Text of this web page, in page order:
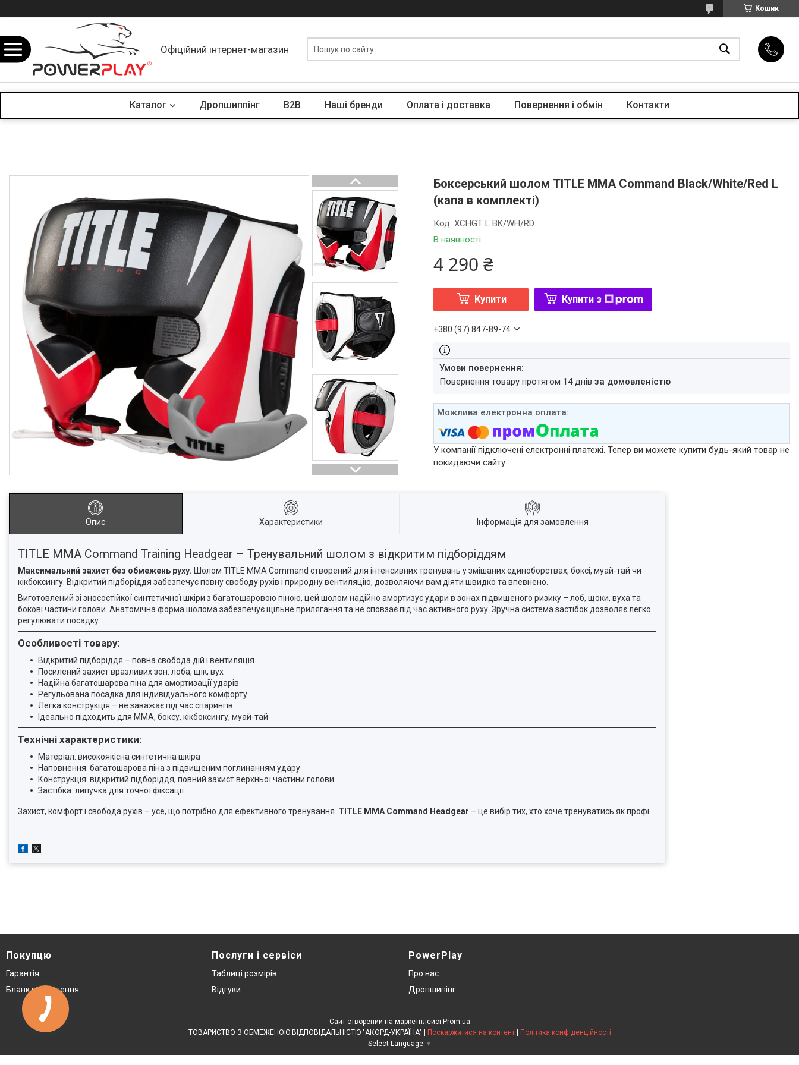
Кошик
Офіційний інтернет-магазин
Каталог Дропшиппінг B2B Наші бренди Оплата і доставка Повернення і обмін Контакти
Боксерський шолом TITLE MMA Command Black/White/Red L
(капа в комплекті)
В наявності
Код:XCHGT L BK/WH/RD
4 290 ₴
Купити Купити з
+380 (97) 847-89-74
повернення товару протягом 14 днівза домовленістю
У компанії підключені електронні платежі. Тепер ви можете купити будь-який товар не
покидаючи сайту.
Опис Характеристики Інформація для замовлення
TITLE MMA Command Training Headgear – Тренувальний шолом з відкритим підборіддям
Максимальний захист без обмежень руху. Шолом TITLE MMA Command створений для інтенсивних тренувань у змішаних єдиноборствах, боксі, муай-тай чи
кікбоксингу. Відкритий підборіддя забезпечує повну свободу рухів і природну вентиляцію, дозволяючи вам діяти швидко та впевнено.
Виготовлений зі зносостійкої синтетичної шкіри з багатошаровою піною, цей шолом надійно амортизує удари в зонах підвищеного ризику – лоб, щоки, вуха та
бокові частини голови. Анатомічна форма шолома забезпечує щільне прилягання та не сповзає під час активного руху. Зручна система застібок дозволяє легко
регулювати посадку.
Особливості товару:
Відкритий підборіддя – повна свобода дій і вентиляція
Посилений захист вразливих зон: лоба, щік, вух
Надійна багатошарова піна для амортизації ударів
Регульована посадка для індивідуального комфорту
Легка конструкція – не заважає під час спарингів
Ідеально підходить для MMA, боксу, кікбоксингу, муай-тай
Технічні характеристики:
Матеріал: високоякісна синтетична шкіра
Наповнення: багатошарова піна з підвищеним поглинанням удару
Конструкція: відкритий підборіддя, повний захист верхньої частини голови
Застібка: липучка для точної фіксації
Захист, комфорт і свобода рухів – усе, що потрібно для ефективного тренування. TITLE MMA Command Headgear – це вибір тих, хто хоче тренуватись як профі.
Покупцю
Гарантія
Бланк повернення
Послуги і сервіси
Таблиці розмірів
Відгуки
PowerPlay
Про нас
Дропшипінг
Сайт створений на маркетплейсі Prom.ua
ТОВАРИСТВО З ОБМЕЖЕНОЮ ВІДПОВІДАЛЬНІСТЮ "АКОРД-УКРАЇНА" | Поскаржитися на контент | Політика конфіденційності
Select Language ▼